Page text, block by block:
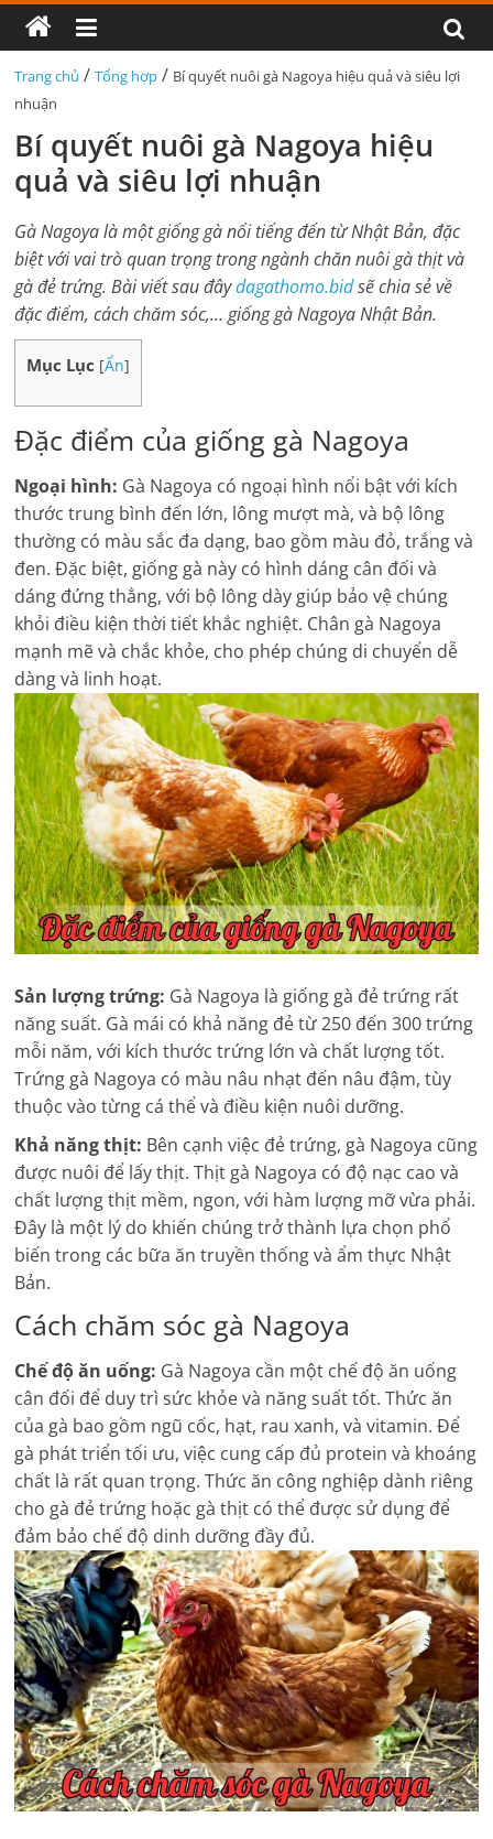
Trang chủ /Tổng hợp / Bí quyết nuôi gà Nagoya hiệu quả và siêu lợi
nhuận
Bí quyết nuôi gà Nagoya hiệu
quả và siêu lợi nhuận
Gà Nagoya là một giống gà nổi tiếng đến từ Nhật Bản, đặc
biệt với vai trò quan trọng trong ngành chăn nuôi gà thịt và
gà đẻ trứng. Bài viết sau đâydagathomo.bidsẽ chia sẻ về
đặc điểm, cách chăm sóc,… giống gà Nagoya Nhật Bản.
Mục Lục [Ẩn]
Đặc điểm của giống gà Nagoya
Ngoại hình: Gà Nagoya có ngoại hình nổi bật với kích
thước trung bình đến lớn, lông mượt mà, và bộ lông
thường có màu sắc đa dạng, bao gồm màu đỏ, trắng và
đen. Đặc biệt, giống gà này có hình dáng cân đối và
dáng đứng thẳng, với bộ lông dày giúp bảo vệ chúng
khỏi điều kiện thời tiết khắc nghiệt. Chân gà Nagoya
mạnh mẽ và chắc khỏe, cho phép chúng di chuyển dễ
dàng và linh hoạt.
Sản lượng trứng: Gà Nagoya là giống gà đẻ trứng rất
năng suất. Gà mái có khả năng đẻ từ 250 đến 300 trứng
mỗi năm, với kích thước trứng lớn và chất lượng tốt.
Trứng gà Nagoya có màu nâu nhạt đến nâu đậm, tùy
thuộc vào từng cá thể và điều kiện nuôi dưỡng.
Khả năng thịt: Bên cạnh việc đẻ trứng, gà Nagoya cũng
được nuôi để lấy thịt. Thịt gà Nagoya có độ nạc cao và
chất lượng thịt mềm, ngon, với hàm lượng mỡ vừa phải.
Đây là một lý do khiến chúng trở thành lựa chọn phổ
biến trong các bữa ăn truyền thống và ẩm thực Nhật
Bản.
Cách chăm sóc gà Nagoya
Chế độ ăn uống: Gà Nagoya cần một chế độ ăn uống
cân đối để duy trì sức khỏe và năng suất tốt. Thức ăn
của gà bao gồm ngũ cốc, hạt, rau xanh, và vitamin. Để
gà phát triển tối ưu, việc cung cấp đủ protein và khoáng
chất là rất quan trọng. Thức ăn công nghiệp dành riêng
cho gà đẻ trứng hoặc gà thịt có thể được sử dụng để
đảm bảo chế độ dinh dưỡng đầy đủ.